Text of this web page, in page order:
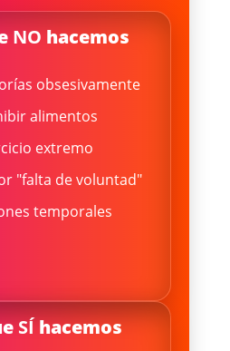
NO hacemos
obsesivamente
alimentos
extremo
"falta de voluntad"
temporales
SÍ hacemos